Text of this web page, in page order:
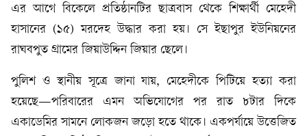
এর আগে বিকেলে প্রতিষ্ঠানটির ছাত্রবাস থেকে শিক্ষার্থী মেহেদী
হাসানের (১৫) মরদেহ উদ্ধার করা হয়। সে ইছাপুর ইউনিয়নের
রাঘবপুত গ্রামের জিয়াউদ্দিন জিয়ার ছেলে।
পুলিশ ও স্থানীয় সূত্রে জানা যায়, মেহেদীকে পিটিয়ে হত্যা করা
হয়েছে—পরিবারের এমন অভিযোগের পর রাত ৮টার দিকে
একাডেমির সামনে লোকজন জড়ো হতে থাকে। একপর্যায়ে উত্তেজিত